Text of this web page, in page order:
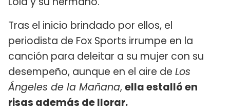
Tras el inicio brindado por ellos, el
periodista de Fox Sports irrumpe en la
canción para deleitar a su mujer con su
desempeño, aunque en el aire de Los
Ángeles de la Mañana, ella estalló en
risas además de llorar.